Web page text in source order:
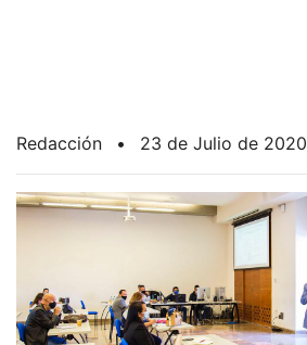
Redacción • 23 de Julio de 2020